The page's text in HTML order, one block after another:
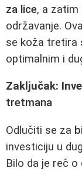
za lice, a zatim
održavanje.
se koža tretira
optimalnim i
Zaključak:
tretmana
Odlučiti se za
investiciju u
Bilo da je reč o